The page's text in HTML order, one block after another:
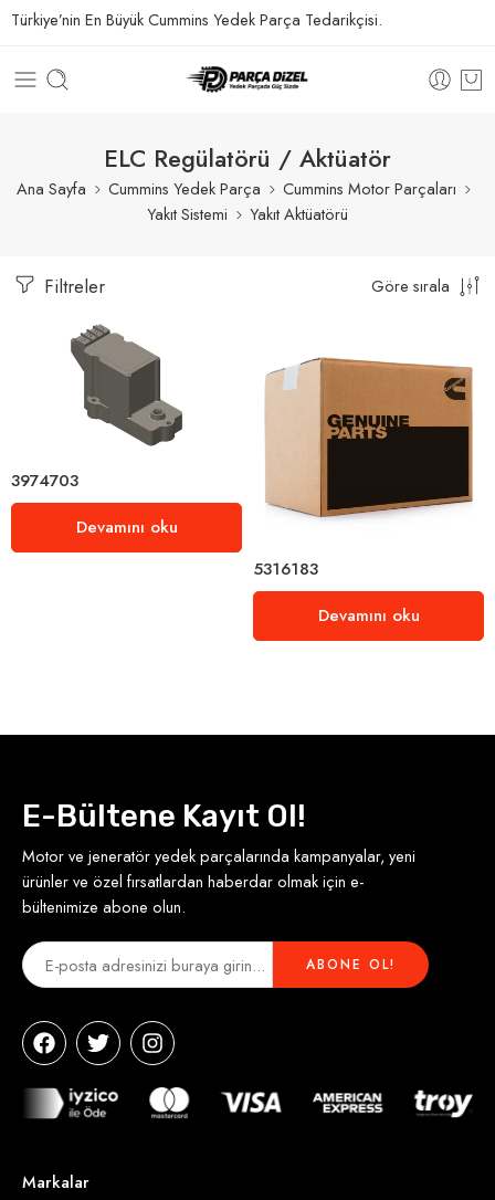
Türkiye’nin En Büyük Cummins Yedek Parça Tedarikçisi.
ELC Regülatörü / Aktüatör
Ana Sayfa Cummins Yedek Parça
Cummins Motor Parçaları
Yakıt Sistemi
Yakıt Aktüatörü
Filtreler Göre sırala
3974703
Devamını oku
5316183
Devamını oku
E-Bültene Kayıt Ol!
Motor ve jeneratör yedek parçalarında kampanyalar, yeni
ürünler ve özel fırsatlardan haberdar olmak için e-
bültenimize abone olun.
Markalar